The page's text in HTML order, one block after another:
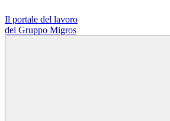
Il portale del lavoro
del Gruppo Migros